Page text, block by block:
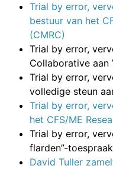
Trial by error,
bestuur van het
(CMRC)
Trial by error,
Collaborative aan
Trial by error,
volledige steun
Trial by error,
het CFS/ME
Trial by error,
flarden”-
David Tuller